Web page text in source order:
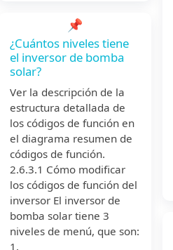
📌
¿Cuántos niveles tiene
el inversor de bomba
solar?
Ver la descripción de la
estructura detallada de
los códigos de función en
el diagrama resumen de
códigos de función.
2.6.3.1 Cómo modificar
los códigos de función del
inversor El inversor de
bomba solar tiene 3
niveles de menú, que son:
1.